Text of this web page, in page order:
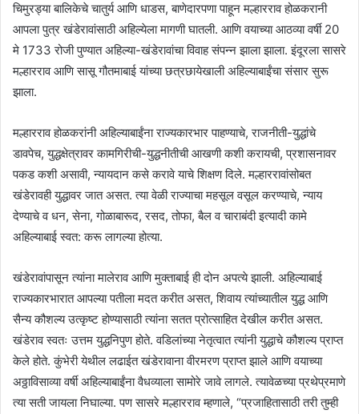
चिमुरड्या बालिकेचे चातुर्य आणि धाडस, बाणेदारपणा पाहून मल्हारराव होळकरानी
आपला पुत्र खंडेरावांसाठी अहिल्येला मागणी घातली. आणि वयाच्या आठव्या वर्षी 20
मे 1733 रोजी पुण्यात अहिल्या-खंडेरावांचा विवाह संपन्न झाला झाला. इंदूरला सासरे
मल्हारराव आणि सासू गौतमाबाई यांच्या छत्रछायेखाली अहिल्याबाईंचा संसार सुरू
झाला.
मल्हारराव होळकरांनी अहिल्याबाईंना राज्यकारभार पाहण्याचे, राजनीती-युद्धांचे
डावपेच, युद्धक्षेत्रावर कामगिरीची-युद्धनीतीची आखणी कशी करायची, प्रशासनावर
पकड कशी असावी, न्यायदान कसे करावे याचे शिक्षण दिले. मल्हाररावांसोबत
खंडेरावही युद्धावर जात असत. त्या वेळी राज्याचा महसूल वसूल करण्याचे, न्याय
देण्याचे व धन, सेना, गोळाबारूद, रसद, तोफा, बैल व चाराबंदी इत्यादी कामे
अहिल्याबाई स्वत: करू लागल्या होत्या.
खंडेरावांपासून त्यांना मालेराव आणि मुक्ताबाई ही दोन अपत्ये झाली. अहिल्याबाई
राज्यकारभारात आपल्या पतीला मदत करीत असत, शिवाय त्यांच्यातील युद्ध आणि
सैन्य कौशल्य उत्कृष्ट होण्यासाठी त्यांना सतत प्रोत्साहित देखील करीत असत.
खंडेराव स्वतः उत्तम युद्धनिपुण होते. वडिलांच्या नेतृत्वात त्यांनी युद्धाचे कौशल्य प्राप्त
केले होते. कुंभेरी येथील लढाईत खंडेरावाना वीरमरण प्राप्त झाले आणि वयाच्या
अठ्ठाविसाव्या वर्षी अहिल्याबाईंना वैधव्याला सामोरे जावे लागले. त्यावेळच्या प्रथेप्रमाणे
त्या सती जायला निघाल्या. पण सासरे मल्हारराव म्हणाले, “प्रजाहितासाठी तरी तुम्ही